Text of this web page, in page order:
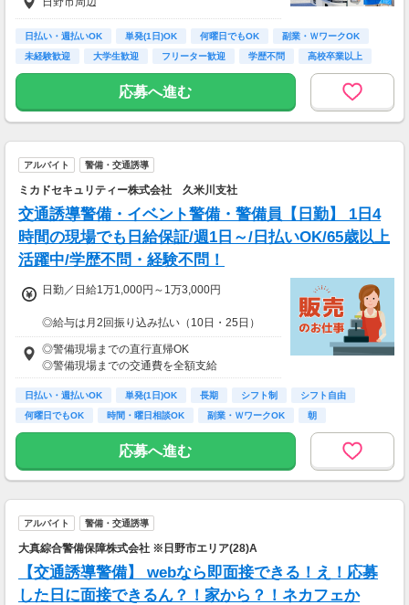
日払い・週払いOK 単発(1日)OK 何曜日でもOK
副業・ＷワークOK
未経験歓迎
大学生歓迎 フリーター歓迎 学歴不問 高校卒業以上
応募へ進む
アルバイト 警備・交通誘導
ミカドセキュリティー株式会社 久米川支社
交通誘導警備・イベント警備・警備員【日勤】 1日4
時間の現場でも日給保証/週1日～/日払いOK/65歳以上
活躍中/学歴不問・経験不問！
日勤／日給1万1,000円～1万3,000円
◎給与は月2回振り込み払い（10日・25日）
◎日払い制度の利用も可能（規定あり）
◎有資格者は日給+2,000円（一般路線は+1,000
円）
◎資格取得費用は当社全額負担
※65歳以上の方は下記給与になります
65～69歳：日勤／日給1万800円
70～79歳：日勤／日給1万500円
◎警備現場までの直行直帰OK
◎警備現場までの交通費を全額支給
日払い・週払いOK 単発(1日)OK 長期 シフト制
シフト自由
何曜日でもOK
時間・曜日相談OK 副業・ＷワークOK 朝
応募へ進む
アルバイト 警備・交通誘導
大真綜合警備保障株式会社 ※日野市エリア(28)A
【交通誘導警備】 webなら即面接できる！え！応募
した日に面接できるん？！家から？！ネカフェか